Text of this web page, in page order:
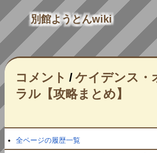
別館ようとんwiki
コメント /ケイデンス・
ラル【攻略まとめ】
全ページの履歴一覧